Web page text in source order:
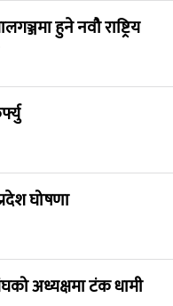
हुने नवौ राष्ट्रिय
घोषणा
अध्यक्षमा टंक धामी